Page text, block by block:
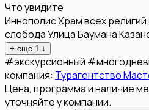
Что увидите
ИннополисХрам всех религий
слободаУлица Баумана
+ ещё 1 ↓
#экскурсионный #
компания: Турагентство
Цена, программа и наличие
уточняйте у компании.